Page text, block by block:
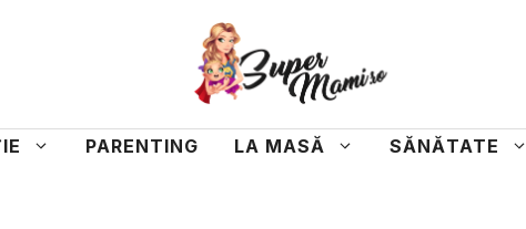
PARENTING LA MASĂ SĂNĂTATE